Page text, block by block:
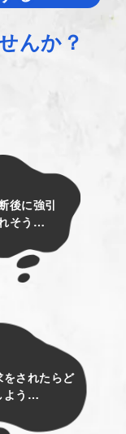
んか？
後に強引
そう…
されたらど
よう…